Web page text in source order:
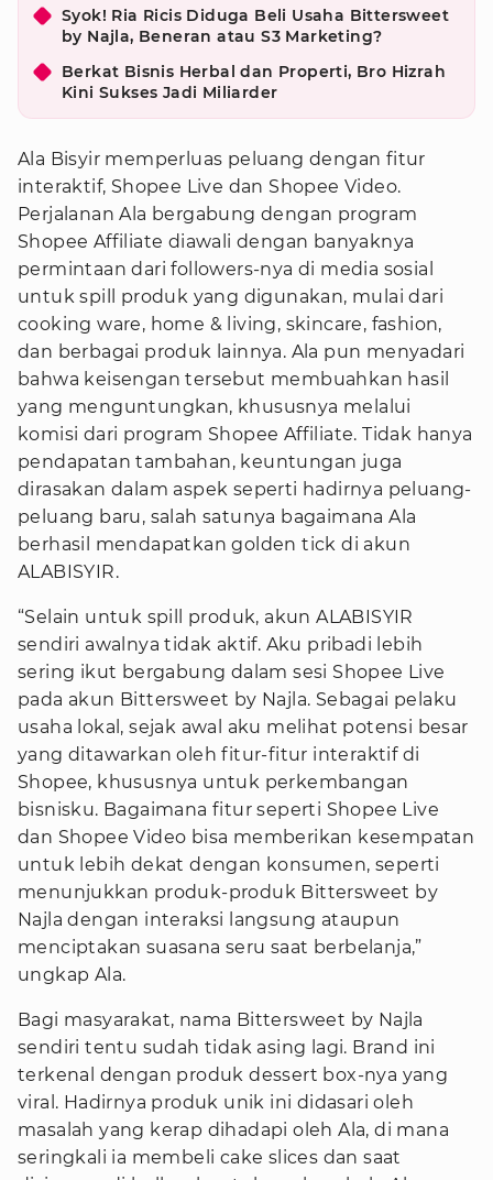
Syok! Ria Ricis Diduga Beli Usaha Bittersweet
by Najla, Beneran atau S3 Marketing?
Berkat Bisnis Herbal dan Properti, Bro Hizrah
Kini Sukses Jadi Miliarder
Ala Bisyir memperluas peluang dengan fitur
interaktif, Shopee Live dan Shopee Video.
Perjalanan Ala bergabung dengan program
Shopee Affiliate diawali dengan banyaknya
permintaan dari followers-nya di media sosial
untuk spill produk yang digunakan, mulai dari
cooking ware, home & living, skincare, fashion,
dan berbagai produk lainnya. Ala pun menyadari
bahwa keisengan tersebut membuahkan hasil
yang menguntungkan, khususnya melalui
komisi dari program Shopee Affiliate. Tidak hanya
pendapatan tambahan, keuntungan juga
dirasakan dalam aspek seperti hadirnya peluang-
peluang baru, salah satunya bagaimana Ala
berhasil mendapatkan golden tick di akun
ALABISYIR.
“Selain untuk spill produk, akun ALABISYIR
sendiri awalnya tidak aktif. Aku pribadi lebih
sering ikut bergabung dalam sesi Shopee Live
pada akun Bittersweet by Najla. Sebagai pelaku
usaha lokal, sejak awal aku melihat potensi besar
yang ditawarkan oleh fitur-fitur interaktif di
Shopee, khususnya untuk perkembangan
bisnisku. Bagaimana fitur seperti Shopee Live
dan Shopee Video bisa memberikan kesempatan
untuk lebih dekat dengan konsumen, seperti
menunjukkan produk-produk Bittersweet by
Najla dengan interaksi langsung ataupun
menciptakan suasana seru saat berbelanja,”
ungkap Ala.
Bagi masyarakat, nama Bittersweet by Najla
sendiri tentu sudah tidak asing lagi. Brand ini
terkenal dengan produk dessert box-nya yang
viral. Hadirnya produk unik ini didasari oleh
masalah yang kerap dihadapi oleh Ala, di mana
seringkali ia membeli cake slices dan saat